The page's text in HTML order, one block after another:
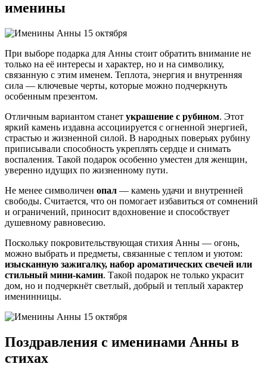
именины
При выборе подарка для Анны стоит обратить внимание не
только на её интересы и характер, но и на символику,
связанную с этим именем. Теплота, энергия и внутренняя
сила — ключевые черты, которые можно подчеркнуть
особенным презентом.
Отличным вариантом станет украшение с рубином. Этот
яркий камень издавна ассоциируется с огненной энергией,
страстью и жизненной силой. В народных поверьях рубину
приписывали способность укреплять сердце и снимать
воспаления. Такой подарок особенно уместен для женщин,
уверенно идущих по жизненному пути.
Не менее символичен опал — камень удачи и внутренней
свободы. Считается, что он помогает избавиться от сомнений
и ограничений, приносит вдохновение и способствует
душевному равновесию.
Поскольку покровительствующая стихия Анны — огонь,
можно выбрать и предметы, связанные с теплом и уютом:
изысканную зажигалку, набор ароматических свечей или
стильный мини-камин. Такой подарок не только украсит
дом, но и подчеркнёт светлый, добрый и теплый характер
именинницы.
Поздравления с именинами Анны в
стихах